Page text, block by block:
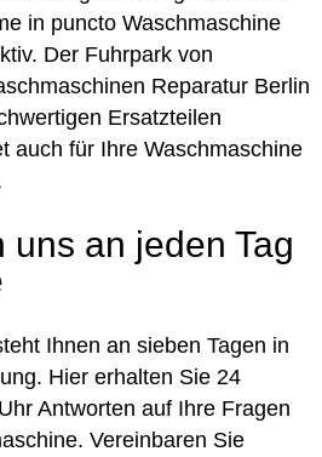
in puncto Waschmaschine
Der Fuhrpark von
Reparatur Berlin
Ersatzteilen
auch für Ihre Waschmaschine
uns an jeden Tag
Ihnen an sieben Tagen in
Hier erhalten Sie 24
Antworten auf Ihre Fragen
Vereinbaren Sie